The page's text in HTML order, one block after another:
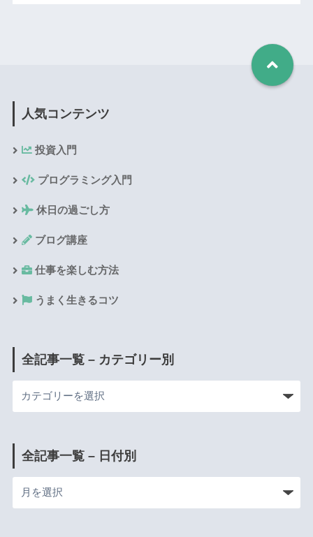
人気コンテンツ
投資入門
プログラミング入門
休日の過ごし方
ブログ講座
仕事を楽しむ方法
うまく生きるコツ
全記事一覧 – カテゴリー別
全記事一覧 – 日付別